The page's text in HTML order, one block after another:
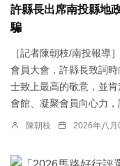
許縣長出席南投縣地
騙
［記者陳朝枝/南投報導
會員大會，許縣長致詞
士致上最高的敬意，並
會館、凝聚會員向心力，
陳朝枝 2026年八月